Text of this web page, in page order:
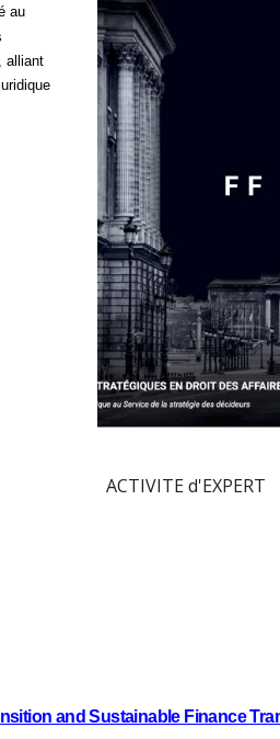
au
alliant
ACTIVITE d'EXPERT
and Sustainable Finance